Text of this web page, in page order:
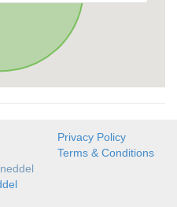
Privacy Policy
Terms & Conditions